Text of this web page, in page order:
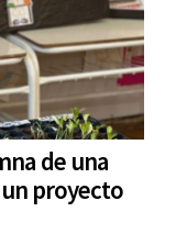
de una
proyecto